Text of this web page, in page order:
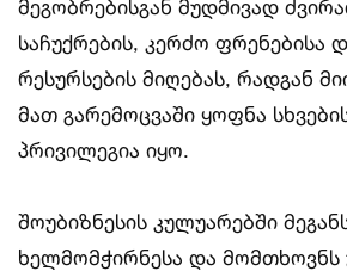
მეგობრებისგან მუდმივად
საჩუქრების, კერძო ფრენებისა
რესურსების მიღებას, რადგან
მათ გარემოცვაში ყოფნა
პრივილეგია იყო.
შოუბიზნესის კულუარებში
ხელმომჭირნესა და მომთხოვნს